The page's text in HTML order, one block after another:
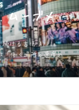
ムーブメ
続ける方法 Apple
「働く場所と速度の